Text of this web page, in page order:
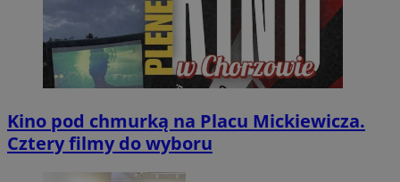
Kino pod chmurką na Placu Mickiewicza.
Cztery filmy do wyboru